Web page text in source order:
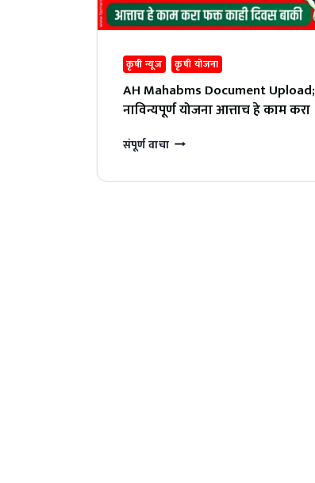
कृषी न्यूज कृषी योजना
AH Mahabms Document Upload;
नाविन्यपूर्ण योजना आत्ताच हे काम करा
संपूर्ण वाचाAH